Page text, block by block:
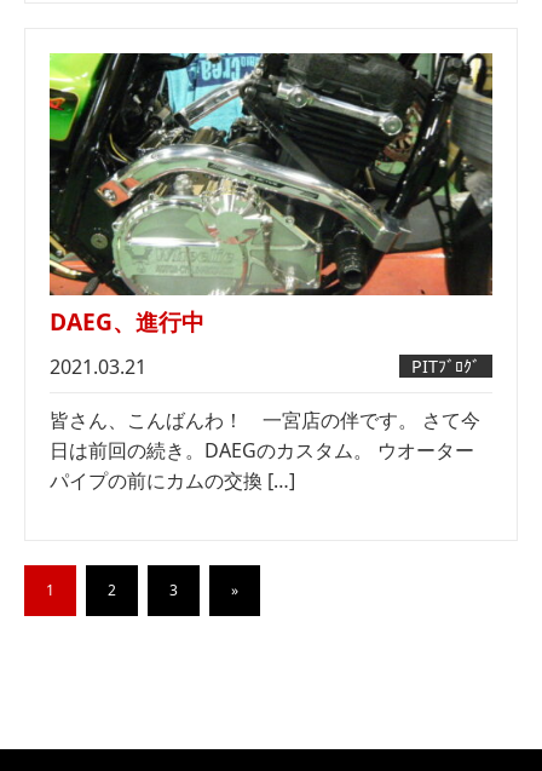
DAEG、進行中
2021.03.21 PITﾌﾞﾛｸﾞ
皆さん、こんばんわ！ 一宮店の伴です。 さて今
日は前回の続き。DAEGのカスタム。 ウオーター
パイプの前にカムの交換 […]
1 2 3 »